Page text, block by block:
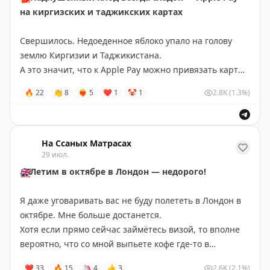
Даже перелёты по терпимой стоимости находятся:
Петербург — Барселона20600₽
Краснодар — Барселона21200₽
Казань — Барселона25200₽
Екатеринбург — Барселона 28000₽
Или летите сами до Стамбула, а оттуда на Vueling.
Стамбул — Барселона6700₽
За билетами —aviasales
За визой — ко мне @matrasssi
Фото автора — Барселона 10/2017.
на киргизских и таджикских картах
Свершилось. Недоеденное яблоко упало на голову
землю Киргизии и Таджикистана.
А это значит, что к Apple Pay можно привязать карты
И оплачивать не только картой (не по карте, умоляю),
часами (не по часам, умоляю).
В честь этого яблочного спаса до 31 июля снижаю
стоимость удалённого открытие карт банков Киргизии
• Именная карта Visa/Mastercard
• Валюта — доллары или евро
• Номер телефона — ваш российский
• Доставка от 7 дней
🔥 22 👏 8 ❤‍🔥 5 ❤ 1 🤡 1 2.8K(1.3%)
На Ссаных Матрасах
29 июл.
🇬🇧Летим в октябре в Лондон — недорого!
Я даже уговаривать вас не буду полететь в Лондон в
октябре. Мне больше достанется.
Хотя если прямо сейчас займётесь визой, то вполне
вероятно, что со мной выпьете кофе где-то в
❤ 33 🔥 15 🦄 4 👍 3 2.6K(2.1%)